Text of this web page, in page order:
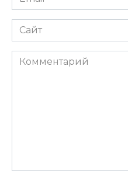
*
Сайт
Комментарий